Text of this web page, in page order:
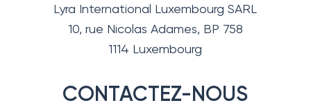
Lyra International Luxembourg SARL
10, rue Nicolas Adames, BP 758
1114 Luxembourg
CONTACTEZ-NOUS